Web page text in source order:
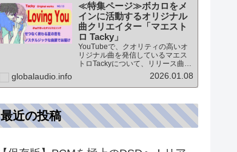
≪特集ページ≫ボカロをメ
インに活動するオリジナル
曲クリエイター「マエスト
ロ Tacky」
YouTubeで、クオリティの高いオ
リジナル曲を発信しているマエス
トロTackyについて、リリース曲の
紹介（Self liner note）やprofile・
最新情報など★動画チャンネル登
録100人突破記念作品の生歌版楽曲
globalaudio.info 2026.01.08
最近の投稿